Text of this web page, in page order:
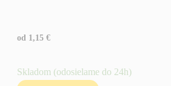
od 1,15€
Skladom (odosielame do 24h)